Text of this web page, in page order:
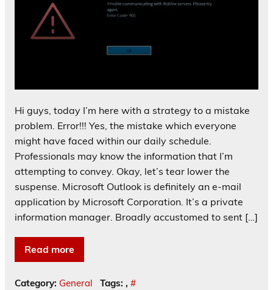
Hi guys, today I’m here with a strategy to a mistake
problem. Error!!! Yes, the mistake which everyone
might have faced within our daily schedule.
Professionals may know the information that I’m
attempting to convey. Okay, let’s tear lower the
suspense. Microsoft Outlook is definitely an e-mail
application by Microsoft Corporation. It’s a private
information manager. Broadly accustomed to sent […]
Read more
Category: General Tags: , #